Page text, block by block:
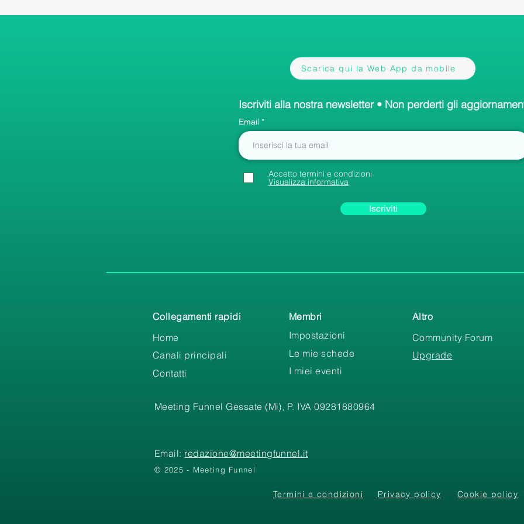
Scarica qui la Web App da mobile
Iscriviti alla nostra newsletter • Non perderti gli
Email
Accetto termini e condizioni
Visualizza informativa
Iscriviti
Collegamenti rapidi
Home
Canali principali
Contatti
Membri
Impostazioni
Le mie schede
I miei eventi
Altro
Community Forum
Upgrade
Meeting Funnel Gessate (Mi), P. IVA 09281880964
Email: redazione@meetingfunnel.it
© 2025 - Meeting Funnel
Termini e condizioni Privacy policy Cookie policy